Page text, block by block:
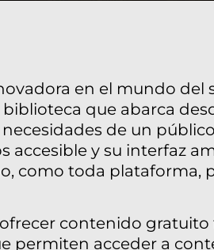
en el mundo
que abarca
de un
accesible y su interfaz
como toda plataforma,
contenido
permiten acceder a